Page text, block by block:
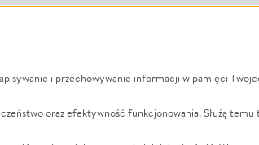
na
LGBTQ+
i przechowywanie informacji w pamięci
oraz efektywność funkcjonowania. Służą temu